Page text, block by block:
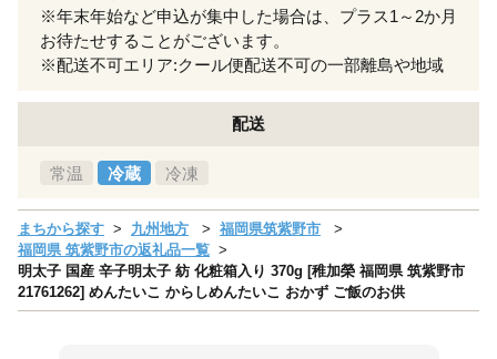
※年末年始など申込が集中した場合は、プラス1～2か月
お待たせすることがございます。
※配送不可エリア:クール便配送不可の一部離島や地域
配送
常温 冷蔵 冷凍
まちから探す 九州地方
福岡県筑紫野市
福岡県 筑紫野市の返礼品一覧
明太子 国産 辛子明太子 紡 化粧箱入り 370g [稚加榮 福岡県 筑紫野市
21761262] めんたいこ からしめんたいこ おかず ご飯のお供